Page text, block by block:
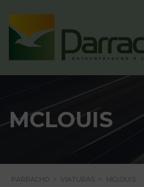
MCLOUIS
PARRACHO > VIATURAS > MCLOUIS